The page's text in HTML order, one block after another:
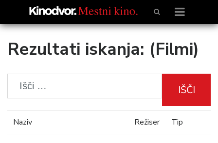
Rezultati iskanja: (Filmi)
IŠČI
Naziv Režiser Tip